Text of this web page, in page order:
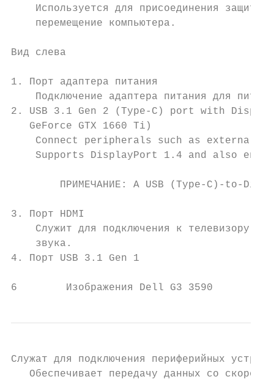
Используется для присоединения
    перемещение компьютера.
Вид слева
1. Порт адаптера питания
Подключение адаптера питания для
2. USB 3.1 Gen 2 (Type-C) port with
   GeForce GTX 1660 Ti)
Connect peripherals such as external
Supports DisplayPort 1.4 and also
ПРИМЕЧАНИЕ: A USB (Type-C)-to-
3. Порт HDMI
Служит для подключения к телевизору
    звука.
4. Порт USB 3.1 Gen 1
6        Изображения Dell G3 3590
Служат для подключения периферийных
Обеспечивает передачу данных со